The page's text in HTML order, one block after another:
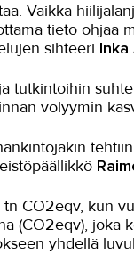
Vaikka
tieto ohjaa
sihteeri Inka
tutkintoihin
volyymin
CO2eqv, kun
(CO2eqv), joka
yhdellä